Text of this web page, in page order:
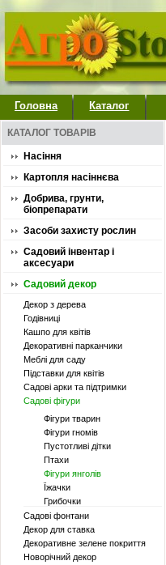
Головна Каталог
КАТАЛОГ ТОВАРІВ
Насіння
Картопля насіннєва
Добрива, грунти,
біопрепарати
Засоби захисту рослин
Садовий інвентар і
аксесуари
Садовий декор
Декор з дерева
Годівниці
Кашпо для квітів
Декоративні парканчики
Меблі для саду
Підставки для квітів
Садові арки та підтримки
Садові фігури
Фігури тварин
Фігури гномів
Пустотливі дітки
Птахи
Фігури янголів
Їжачки
Грибочки
Садові фонтани
Декор для ставка
Декоративне зелене покриття
Новорічний декор